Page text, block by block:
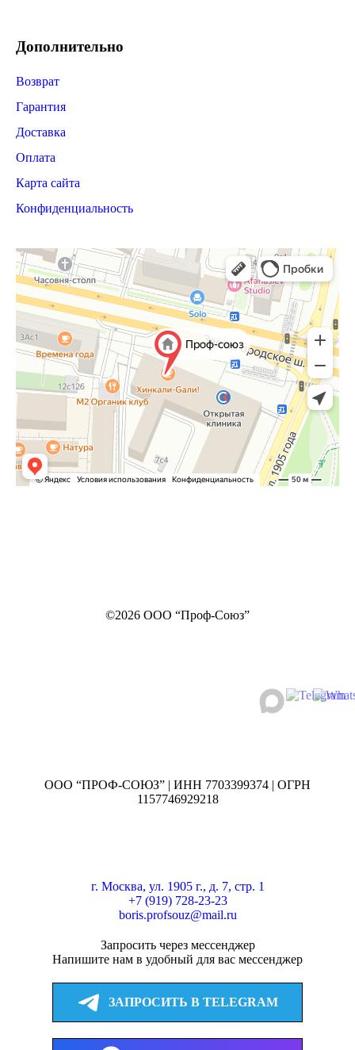
Дополнительно
Возврат
Гарантия
Доставка
Оплата
Карта сайта
Конфиденциальность
©2026 ООО “Проф-Союз”
ООО “ПРОФ-СОЮЗ” | ИНН 7703399374 | ОГРН
1157746929218
г. Москва, ул. 1905 г., д. 7, стр. 1
+7 (919) 728-23-23
boris.profsouz@mail.ru
Запросить через мессенджер
Напишите нам в удобный для вас мессенджер
ЗАПРОСИТЬ В TELEGRAM